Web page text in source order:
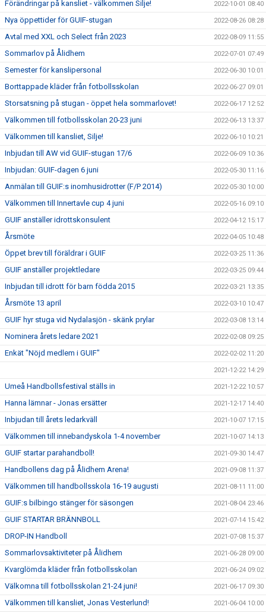
Förändringar på kansliet - välkommen Silje! 2022-10-01 08:40
Nya öppettider för GUIF-stugan 2022-08-26 08:28
Avtal med XXL och Select från 2023 2022-08-09 11:55
Sommarlov på Ålidhem 2022-07-01 07:49
Semester för kanslipersonal 2022-06-30 10:01
Borttappade kläder från fotbollsskolan 2022-06-27 09:01
Storsatsning på stugan - öppet hela sommarlovet! 2022-06-17 12:52
Välkommen till fotbollsskolan 20-23 juni 2022-06-13 13:37
Välkommen till kansliet, Silje! 2022-06-10 10:21
Inbjudan till AW vid GUIF-stugan 17/6 2022-06-09 10:36
Inbjudan: GUIF-dagen 6 juni 2022-05-30 11:16
Anmälan till GUIF:s inomhusidrotter (F/P 2014) 2022-05-30 10:00
Välkommen till Innertavle cup 4 juni 2022-05-16 09:10
GUIF anställer idrottskonsulent 2022-04-12 15:17
Årsmöte 2022-04-05 10:48
Öppet brev till föräldrar i GUIF 2022-03-25 11:36
GUIF anställer projektledare 2022-03-25 09:44
Inbjudan till idrott för barn födda 2015 2022-03-21 13:35
Årsmöte 13 april 2022-03-10 10:47
GUIF hyr stuga vid Nydalasjön - skänk prylar 2022-03-08 13:14
Nominera årets ledare 2021 2022-02-08 09:25
Enkät "Nöjd medlem i GUIF" 2022-02-02 11:20
2021-12-22 14:29
Umeå Handbollsfestival ställs in 2021-12-22 10:57
Hanna lämnar - Jonas ersätter 2021-12-17 14:40
Inbjudan till årets ledarkväll 2021-10-07 17:15
Välkommen till innebandyskola 1-4 november 2021-10-07 14:13
GUIF startar parahandboll! 2021-09-30 14:47
Handbollens dag på Ålidhem Arena! 2021-09-08 11:37
Välkommen till handbollsskola 16-19 augusti 2021-08-11 11:00
GUIF:s bilbingo stänger för säsongen 2021-08-04 23:46
GUIF STARTAR BRÄNNBOLL 2021-07-14 15:42
DROP-IN Handboll 2021-07-08 15:37
Sommarlovsaktiviteter på Ålidhem 2021-06-28 09:00
Kvarglömda kläder från fotbollsskolan 2021-06-24 09:02
Välkomna till fotbollsskolan 21-24 juni! 2021-06-17 09:30
Välkommen till kansliet, Jonas Vesterlund! 2021-06-04 10:00